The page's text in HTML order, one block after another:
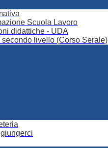
Scuola Lavoro
didattiche - UDA
secondo livello (Corso Serale)